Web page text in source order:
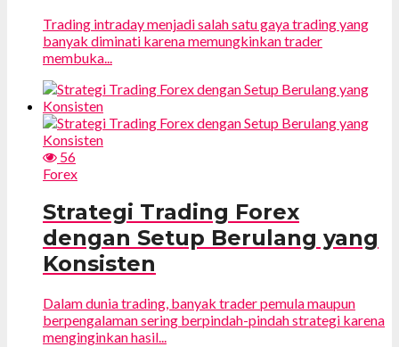
Trading intraday menjadi salah satu gaya trading yang
banyak diminati karena memungkinkan trader
membuka...
56
Forex
Strategi Trading Forex
dengan Setup Berulang yang
Konsisten
Dalam dunia trading, banyak trader pemula maupun
berpengalaman sering berpindah-pindah strategi karena
menginginkan hasil...